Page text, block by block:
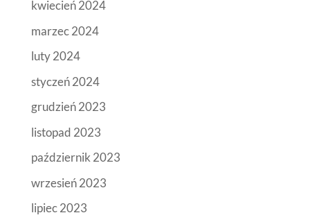
kwiecień 2024
marzec 2024
luty 2024
styczeń 2024
grudzień 2023
listopad 2023
październik 2023
wrzesień 2023
lipiec 2023